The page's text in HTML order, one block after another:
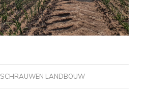
SCHRAUWEN LANDBOUW